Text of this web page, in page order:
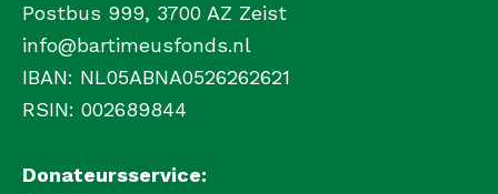
Postbus 999, 3700 AZ Zeist
info@bartimeusfonds.nl
IBAN: NL05ABNA0526262621
RSIN: 002689844
Donateursservice: